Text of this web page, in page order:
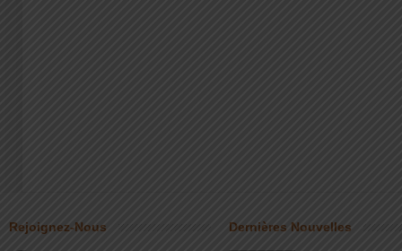
Rejoignez-Nous Dernières Nouvelles